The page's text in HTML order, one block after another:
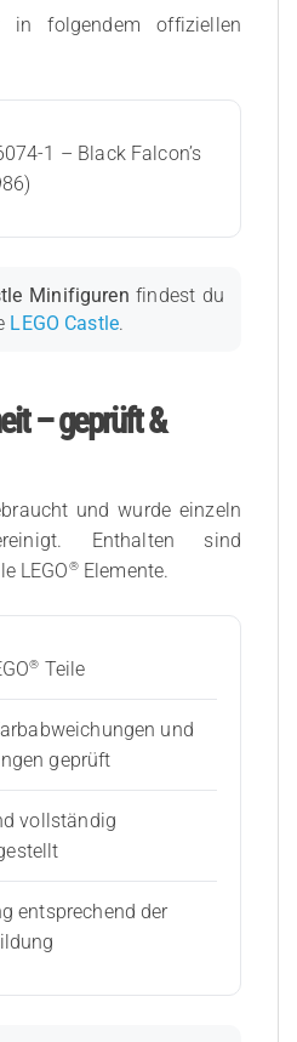
in folgendem offiziellen
1 – Black Falcon’s
Minifiguren findest du
LEGO Castle.
– geprüft &
und wurde einzeln
Enthalten sind
LEGO®Elemente.
® Teile
und
geprüft
vollständig
entsprechend der